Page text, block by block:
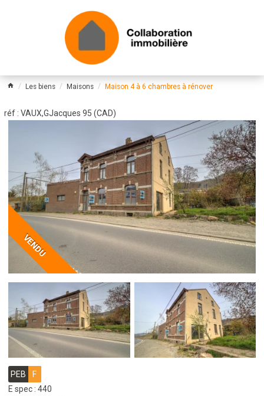
Les biens Maisons Maison 4 à 6 chambres à rénover
réf : VAUX,GJacques 95 (CAD)
VENDU
PEB
F
E spec : 440